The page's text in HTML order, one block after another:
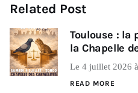
Related Post
Toulouse : la
la Chapelle
Le 4 juillet 2026
READ MORE